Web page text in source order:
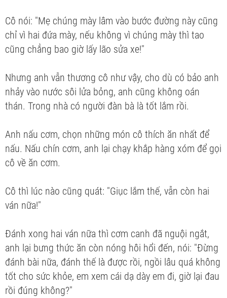
Cô nói: "Mẹ chúng mày lâm vào bước đường này cũng
chỉ vì hai đứa mày, nếu không vì chúng mày thì tao
cũng chẳng bao giờ lấy lão sửa xe!"
Nhưng anh vẫn thương cô như vậy, cho dù có bảo anh
nhảy vào nước sôi lửa bỏng, anh cũng không oán
thán. Trong nhà có người đàn bà là tốt lắm rồi.
Anh nấu cơm, chọn những món cô thích ăn nhất để
nấu. Nấu chín cơm, anh lại chạy khắp hàng xóm để gọi
cô về ăn cơm.
Cô thì lúc nào cũng quát: "Giục lắm thế, vẫn còn hai
ván nữa!"
Đánh xong hai ván nữa thì cơm canh đã nguội ngắt,
anh lại bưng thức ăn còn nóng hôi hổi đến, nói: "Đừng
đánh bài nữa, đánh thế là được rồi, ngồi lâu quá không
tốt cho sức khỏe, em xem cái dạ dày em đi, giờ lại đau
rồi đúng không?"